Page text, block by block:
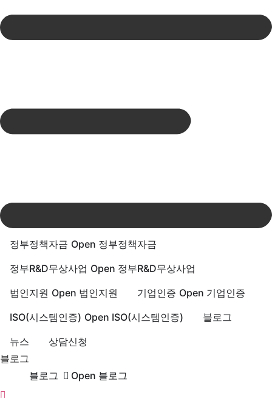
to
content
정부정책자금 Open 정부정책자금
정부R&D무상사업 Open 정부R&D무상사업
법인지원 Open 법인지원 기업인증 Open 기업인증
ISO(시스템인증) Open ISO(시스템인증)
블로그
뉴스
상담신청
블로그
블로그
Open 블로그